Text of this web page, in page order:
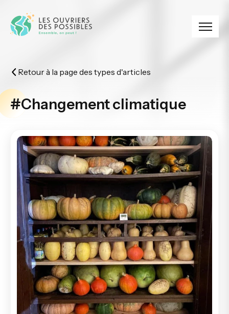
Retour à la page des types d'articles
#Changement climatique